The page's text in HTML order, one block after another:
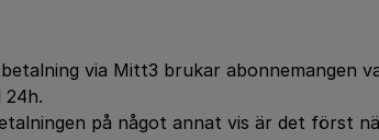
via Mitt3 brukar abonnemangen
på något annat vis är det först